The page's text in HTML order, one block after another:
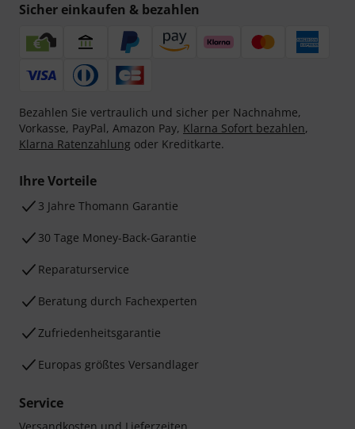
Sicher einkaufen & bezahlen
Bezahlen Sie vertraulich und sicher per Nachnahme,
Vorkasse, PayPal, Amazon Pay, Klarna Sofort bezahlen,
Klarna Ratenzahlung oder Kreditkarte.
Ihre Vorteile
3 Jahre Thomann Garantie
30 Tage Money-Back-Garantie
Reparaturservice
Beratung durch Fachexperten
Zufriedenheitsgarantie
Europas größtes Versandlager
Service